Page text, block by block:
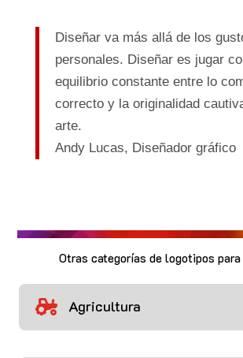
Diseñar va más allá de los
personales. Diseñar es jugar
equilibrio constante entre lo
correcto y la originalidad
arte.
Andy Lucas, Diseñador gráfico
Otras categorías de logotipos para
 Agricultura